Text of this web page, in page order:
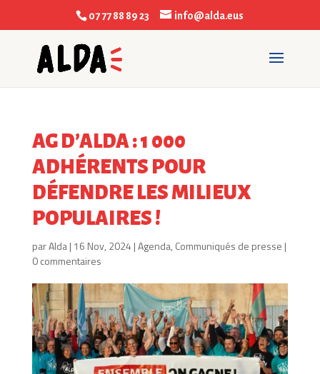
07 77 88 89 23 info@alda.eus
AG D’ALDA : 1 000
ADHÉRENTS POUR
DÉFENDRE LES MILIEUX
POPULAIRES !
parAlda| 16 Nov, 2024 |Agenda, Communiqués de presse |
0 commentaires